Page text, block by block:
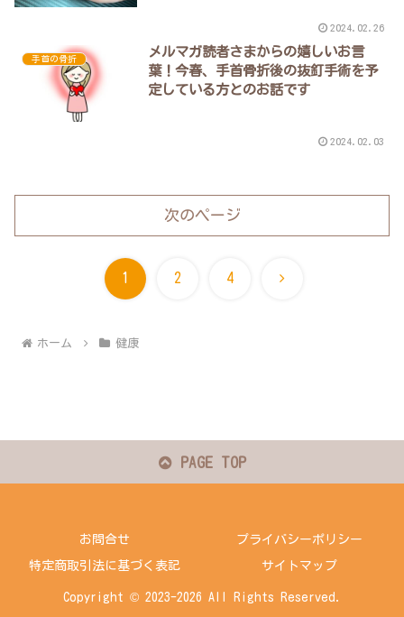
2024.02.26
手首の骨折
メルマガ読者さまからの嬉しいお言
葉！今春、手首骨折後の抜釘手術を予
定している方とのお話です
2024.02.03
次のページ
1 2 4 次
ホーム 健康
PAGE TOP
お問合せ プライバシーポリシー
特定商取引法に基づく表記 サイトマップ
Copyright © 2023-2026 All Rights Reserved.